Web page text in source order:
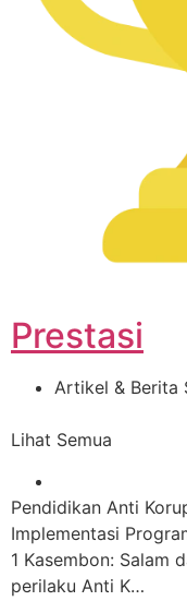
Prestasi
Artikel & Berita
Lihat Semua
Pendidikan Anti
Implementasi
1 Kasembon: Salam
perilaku Anti K…